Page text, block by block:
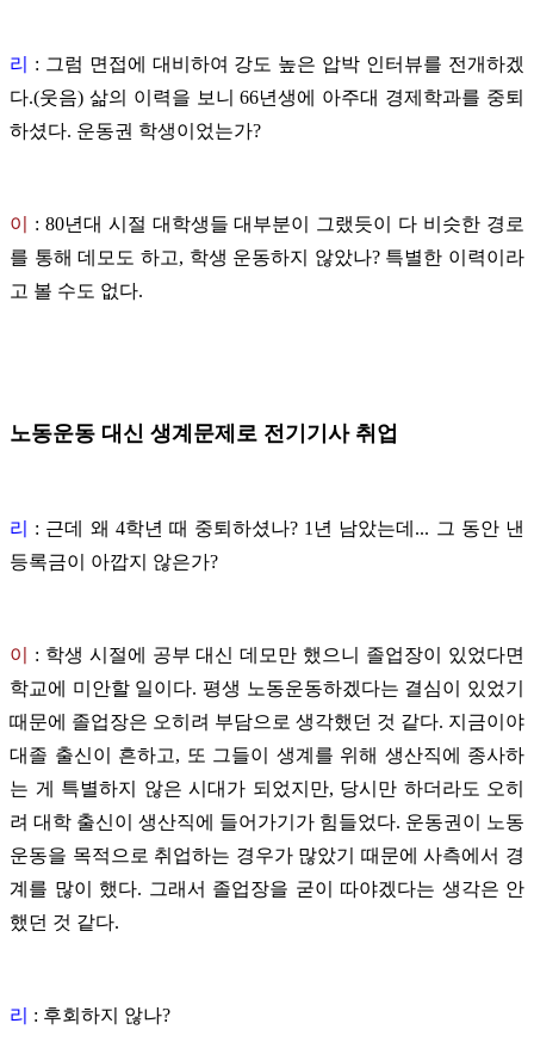
리
: 그럼 면접에 대비하여 강도 높은 압박 인터뷰를 전개하겠
다.(웃음) 삶의 이력을 보니 66년생에 아주대 경제학과를 중퇴
하셨다. 운동권 학생이었는가?
이 : 80년대 시절 대학생들 대부분이 그랬듯이 다 비슷한 경로
를 통해 데모도 하고, 학생 운동하지 않았나? 특별한 이력이라
고 볼 수도 없다.
노동운동 대신 생계문제로 전기기사 취업
리
: 근데 왜 4학년 때 중퇴하셨나? 1년 남았는데... 그 동안 낸
등록금이 아깝지 않은가?
이 : 학생 시절에 공부 대신 데모만 했으니 졸업장이 있었다면
학교에 미안할 일이다. 평생 노동운동하겠다는 결심이 있었기
때문에 졸업장은 오히려 부담으로 생각했던 것 같다. 지금이야
대졸 출신이 흔하고, 또 그들이 생계를 위해 생산직에 종사하
는 게 특별하지 않은 시대가 되었지만, 당시만 하더라도 오히
려 대학 출신이 생산직에 들어가기가 힘들었다. 운동권이 노동
운동을 목적으로 취업하는 경우가 많았기 때문에 사측에서 경
계를 많이 했다. 그래서 졸업장을 굳이 따야겠다는 생각은 안
했던 것 같다.
리 : 후회하지 않나?